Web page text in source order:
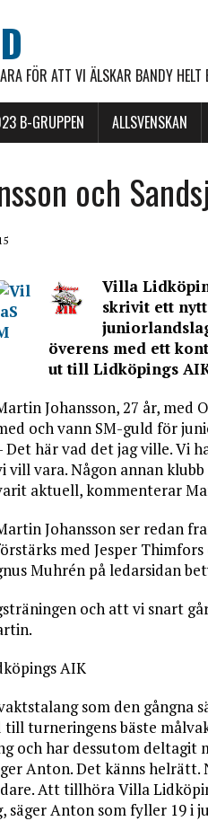
FÖR ATT VI ÄLSKAR BANDY HELT
B-GRUPPEN ALLSVENSKAN
och
Villa
skrivit ett
överens med ett
ut till Lidköpings
Johansson, 27 år, med
och vann SM-guld för
Det här vad det jag ville. Vi
vill vara. Någon annan
aktuell, kommenterar
Johansson ser redan
med Jesper Thimfors
Muhrén på ledarsidan
och att vi snart
AIK
som den gångna
turneringens bäste
och har dessutom deltagit
Anton. Det känns
Att tillhöra Villa
säger Anton som fyller 19 i